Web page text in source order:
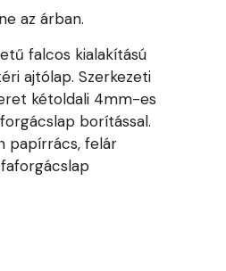
az árban.
falcos kialakítású
ajtólap. Szerkezeti
kétoldali 4mm-es
borítással.
papírrács, felár